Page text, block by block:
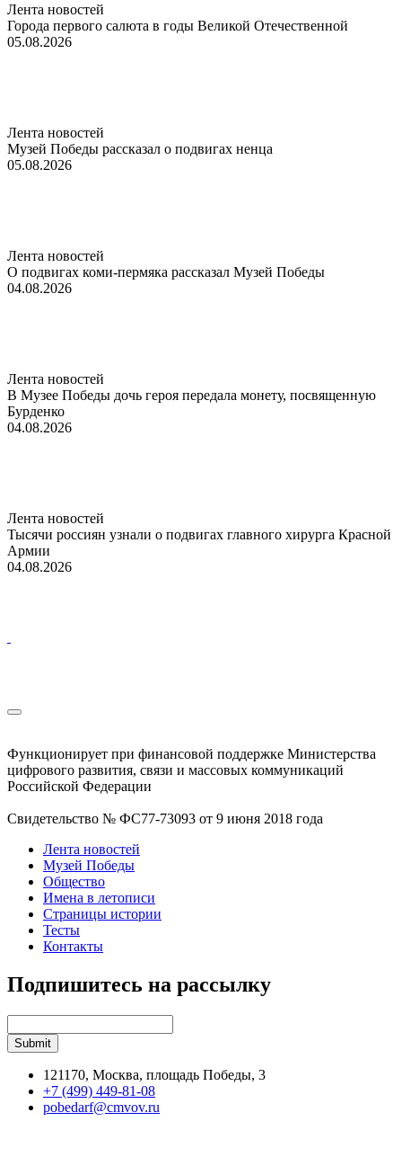
Лента новостей
Города первого салюта в годы Великой Отечественной
05.08.2026
Лента новостей
Музей Победы рассказал о подвигах ненца
05.08.2026
Лента новостей
О подвигах коми-пермяка рассказал Музей Победы
04.08.2026
Лента новостей
В Музее Победы дочь героя передала монету, посвященную
Бурденко
04.08.2026
Лента новостей
Тысячи россиян узнали о подвигах главного хирурга Красной
Армии
04.08.2026
Функционирует при финансовой поддержке Министерства
цифрового развития, связи и массовых коммуникаций
Российской Федерации
Свидетельство № ФС77-73093 от 9 июня 2018 года
Лента новостей
Музей Победы
Общество
Имена в летописи
Страницы истории
Тесты
Контакты
Подпишитесь на рассылку
121170, Москва, площадь Победы, 3
+7 (499) 449-81-08
pobedarf@cmvov.ru